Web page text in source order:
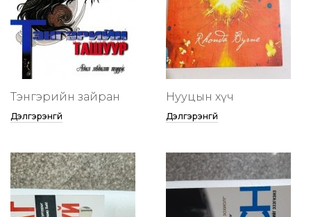
Тэнгэрийн зайран
Дэлгэрэнгүй
Нууцын хүч
Дэлгэрэнгүй